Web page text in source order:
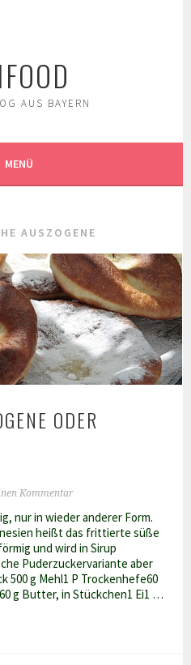
AUS BAYERN
MENÜ
AUSZOGENE
ODER
Kommentar
nur in wieder anderer Form.
heißt das frittierte süße
und wird in Sirup
Puderzuckervariante aber
g Mehl1 P Trockenhefe60
g Butter, in Stückchen1 Ei1 …